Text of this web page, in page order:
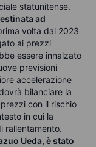
statunitense.
ad
volta dal 2023
ai prezzi
essere innalzato
previsioni
accelerazione
bilanciare la
con il rischio
in cui la
rallentamento.
Ueda, è stato